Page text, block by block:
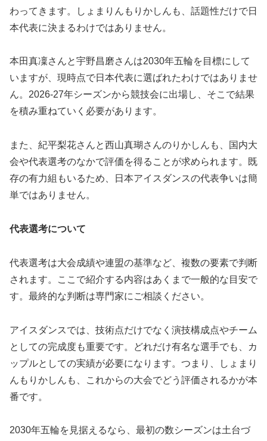
わってきます。しょまりんもりかしんも、話題性だけで日
本代表に決まるわけではありません。
本田真凜さんと宇野昌磨さんは2030年五輪を目標にして
いますが、現時点で日本代表に選ばれたわけではありませ
ん。2026-27年シーズンから競技会に出場し、そこで結果
を積み重ねていく必要があります。
また、紀平梨花さんと西山真瑚さんのりかしんも、国内大
会や代表選考のなかで評価を得ることが求められます。既
存の有力組もいるため、日本アイスダンスの代表争いは簡
単ではありません。
代表選考について
代表選考は大会成績や連盟の基準など、複数の要素で判断
されます。ここで紹介する内容はあくまで一般的な目安で
す。最終的な判断は専門家にご相談ください。
アイスダンスでは、技術点だけでなく演技構成点やチーム
としての完成度も重要です。どれだけ有名な選手でも、カ
ップルとしての実績が必要になります。つまり、しょまり
んもりかしんも、これからの大会でどう評価されるかが本
番です。
2030年五輪を見据えるなら、最初の数シーズンは土台づ